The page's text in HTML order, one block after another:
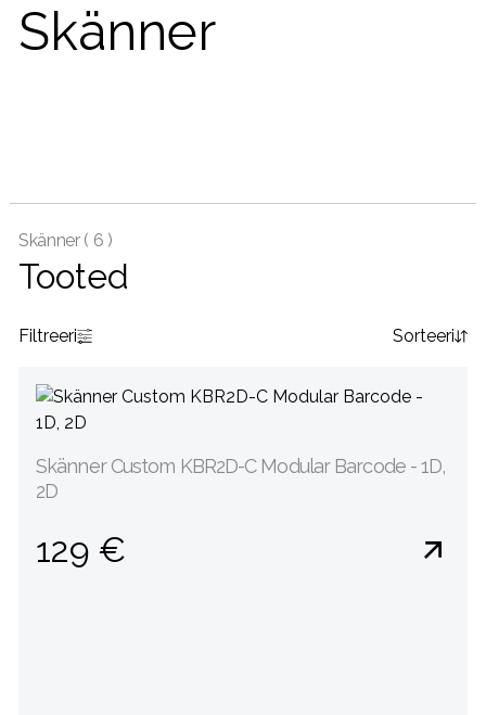
Skänner
Skänner ( 6 )
Tooted
Filtreeri Sorteeri
Skänner Custom KBR2D-C Modular Barcode - 1D,
2D
129 €